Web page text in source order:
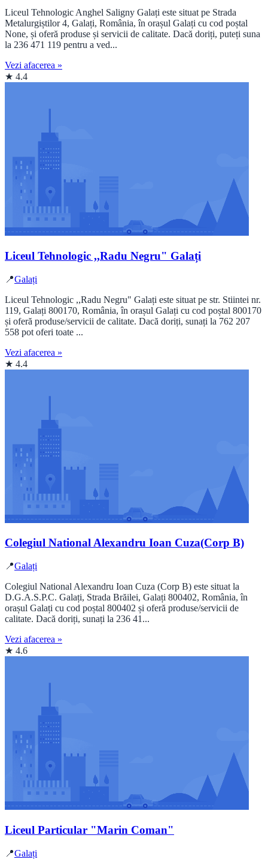
Liceul Tehnologic Anghel Saligny Galați este situat pe Strada
Metalurgiștilor 4, Galați, România, în orașul Galați cu cod poștal
None, și oferă produse și servicii de calitate. Dacă doriți, puteți suna
la 236 471 119 pentru a ved...
Vezi afacerea »
★ 4.4
Liceul Tehnologic ,,Radu Negru" Galați
📍Galați
Liceul Tehnologic ,,Radu Negru" Galați este situat pe str. Stiintei nr.
119, Galați 800170, România, în orașul Galați cu cod poștal 800170
și oferă produse/servicii de calitate. Dacă doriți, sunați la 762 207
558 pot oferi toate ...
Vezi afacerea »
★ 4.4
Colegiul National Alexandru Ioan Cuza(Corp B)
📍Galați
Colegiul National Alexandru Ioan Cuza (Corp B) este situat la
D.G.A.S.P.C. Galați, Strada Brăilei, Galați 800402, România, în
orașul Galați cu cod poștal 800402 și oferă produse/servicii de
calitate. Dacă doriți, sunați la 236 41...
Vezi afacerea »
★ 4.6
Liceul Particular "Marin Coman"
📍Galați